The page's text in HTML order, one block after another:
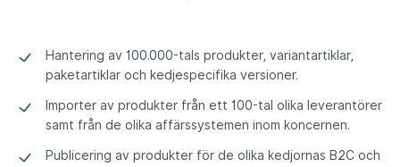
Hantering av 100.000-tals produkter, variantartiklar,
paketartiklar och kedjespecifika versioner.
Importer av produkter från ett 100-tal olika leverantörer
samt från de olika affärssystemen inom koncernen.
Publicering av produkter för de olika kedjornas B2C och